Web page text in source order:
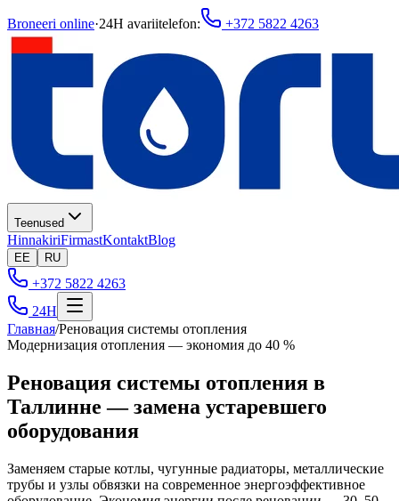
Broneeri online·24H avariitelefon: +372 5822 4263
Teenused
HinnakiriFirmastKontaktBlog
EE RU
+372 5822 4263
24H
Главная/Реновация системы отопления
Модернизация отопления — экономия до 40 %
Реновация системы отопления в
Таллинне — замена устаревшего
оборудования
Заменяем старые котлы, чугунные радиаторы, металлические
трубы и узлы обвязки на современное энергоэффективное